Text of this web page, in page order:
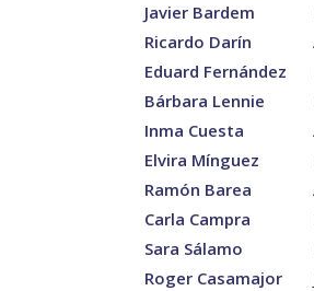
Javier Bardem
Ricardo Darín
Eduard Fernández
Bárbara Lennie
Inma Cuesta
Elvira Mínguez
Ramón Barea
Carla Campra
Sara Sálamo
Roger Casamajor